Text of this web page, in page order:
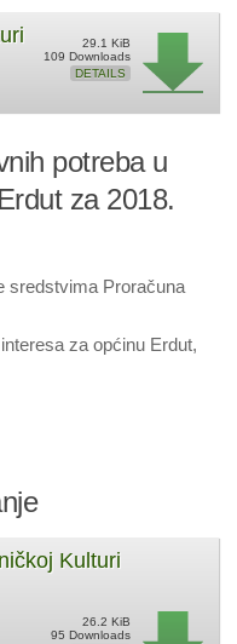
29.1 KiB
109 Downloads
DETAILS
potreba u
za 2018.
sredstvima Proračuna
za općinu Erdut,
Kulturi
26.2 KiB
95 Downloads